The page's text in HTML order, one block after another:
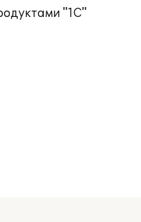
"1С"